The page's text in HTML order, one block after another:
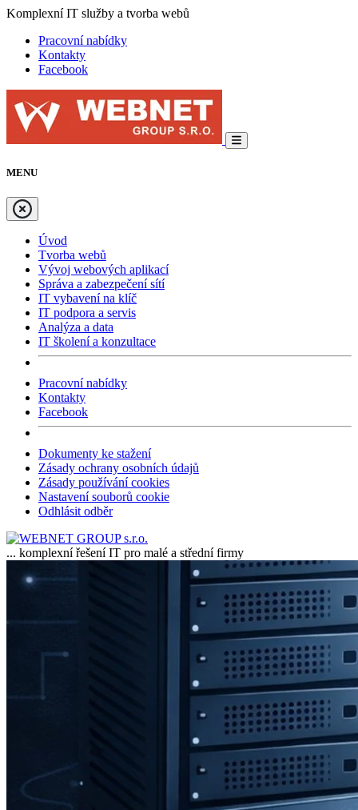
Komplexní IT služby a tvorba webů
Pracovní nabídky
Kontakty
Facebook
MENU
Úvod
Tvorba webů
Vývoj webových aplikací
Správa a zabezpečení sítí
IT vybavení na klíč
IT podpora a servis
Analýza a data
IT školení a konzultace
Pracovní nabídky
Kontakty
Facebook
Dokumenty ke stažení
Zásady ochrany osobních údajů
Zásady používání cookies
Nastavení souborů cookie
Odhlásit odběr
... komplexní řešení IT pro malé a střední firmy